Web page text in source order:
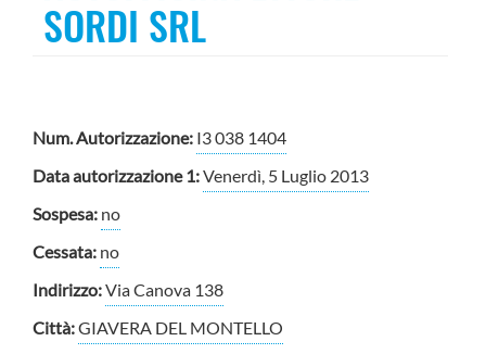
SORDI SRL
Num. Autorizzazione: I3 038 1404
Data autorizzazione 1:Venerdì, 5 Luglio 2013
Sospesa: no
Cessata: no
Indirizzo:Via Canova 138
Città:GIAVERA DEL MONTELLO